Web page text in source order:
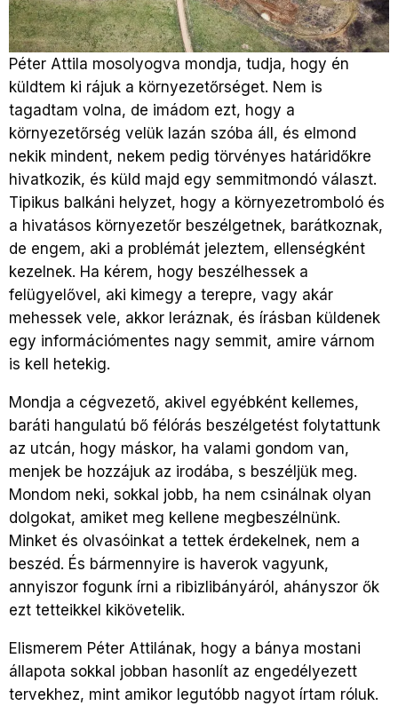
Péter Attila mosolyogva mondja, tudja, hogy én
küldtem ki rájuk a környezetőrséget. Nem is
tagadtam volna, de imádom ezt, hogy a
környezetőrség velük lazán szóba áll, és elmond
nekik mindent, nekem pedig törvényes határidőkre
hivatkozik, és küld majd egy semmitmondó választ.
Tipikus balkáni helyzet, hogy a környezetromboló és
a hivatásos környezetőr beszélgetnek, barátkoznak,
de engem, aki a problémát jeleztem, ellenségként
kezelnek. Ha kérem, hogy beszélhessek a
felügyelővel, aki kimegy a terepre, vagy akár
mehessek vele, akkor leráznak, és írásban küldenek
egy információmentes nagy semmit, amire várnom
is kell hetekig.
Mondja a cégvezető, akivel egyébként kellemes,
baráti hangulatú bő félórás beszélgetést folytattunk
az utcán, hogy máskor, ha valami gondom van,
menjek be hozzájuk az irodába, s beszéljük meg.
Mondom neki, sokkal jobb, ha nem csinálnak olyan
dolgokat, amiket meg kellene megbeszélnünk.
Minket és olvasóinkat a tettek érdekelnek, nem a
beszéd. És bármennyire is haverok vagyunk,
annyiszor fogunk írni a ribizlibányáról, ahányszor ők
ezt tetteikkel kikövetelik.
Elismerem Péter Attilának, hogy a bánya mostani
állapota sokkal jobban hasonlít az engedélyezett
tervekhez, mint amikor legutóbb nagyot írtam róluk.